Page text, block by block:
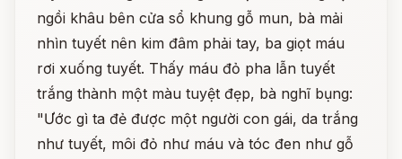
ngồi khâu bên cửa sổ khung gỗ mun, bà mải
nhìn tuyết nên kim đâm phải tay, ba giọt máu
rơi xuống tuyết. Thấy máu đỏ pha lẫn tuyết
trắng thành một màu tuyệt đẹp, bà nghĩ bụng:
"Ước gì ta đẻ được một người con gái, da trắng
như tuyết, môi đỏ như máu và tóc đen như gỗ